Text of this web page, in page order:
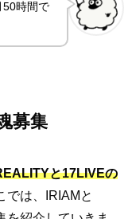
50時間で
募集
と17LIVEの
では、IRIAMと